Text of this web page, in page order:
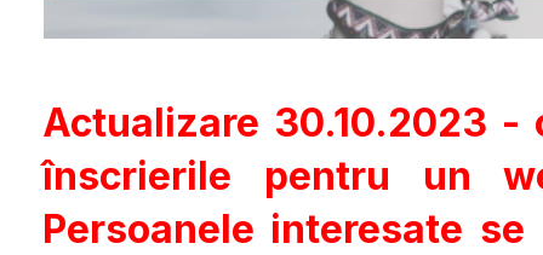
Actualizare 30.10.2023 -
înscrierile pentru un
Persoanele interesate